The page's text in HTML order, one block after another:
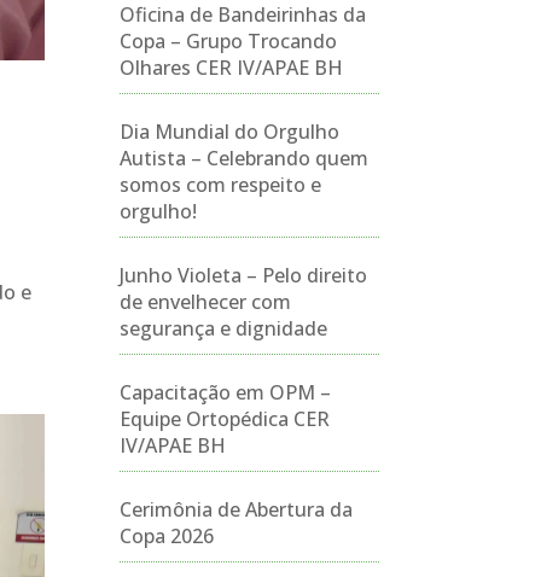
e
Oficina de Bandeirinhas da
Copa – Grupo Trocando
Olhares CER IV/APAE BH
Dia Mundial do Orgulho
Autista – Celebrando quem
somos com respeito e
orgulho!
Junho Violeta – Pelo direito
de envelhecer com
segurança e dignidade
Capacitação em OPM –
Equipe Ortopédica CER
IV/APAE BH
Cerimônia de Abertura da
Copa 2026